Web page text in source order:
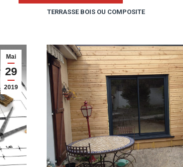
TERRASSE BOIS OU COMPOSITE
Mai
29
2019